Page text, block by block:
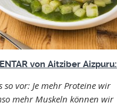
von Aitziber Aizpuru:
so vor: Je mehr Proteine wir
mehr Muskeln können wir